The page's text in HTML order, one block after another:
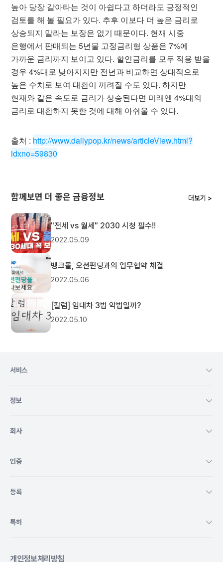
높아 당장 갈아타는 것이 아쉽다고 하더라도 긍정적인
검토를 해 볼 필요가 있다. 추후 이보다 더 높은 금리로
상승되지 말라는 보장은 없기 때문이다. 현재 시중
은행에서 판매되는 5년물 고정금리형 상품은 7%에
가까운 금리까지 보이고 있다. 할인금리를 모두 적용 받을
경우 4%대로 낮아지지만 전년과 비교하면 상대적으로
높은 수치로 보여 대환이 꺼려질 수도 있다. 하지만
현재와 같은 속도로 금리가 상승된다면 미래엔 4%대의
금리로 대환하지 못한 것에 대해 아쉬울 수 있다.
출처 : http://www.dailypop.kr/news/articleView.html?
idxno=59830
함께보면 더 좋은 금융정보 더보기 >
"전세 vs 월세" 2030 시청 필수!!
2022.05.09
뱅크몰, 오션펀딩과의 업무협약 체결
2022.05.06
[칼럼] 임대차 3법 악법일까?
2022.05.10
서비스
정보
회사
인증
등록
특허
개인정보처리방침